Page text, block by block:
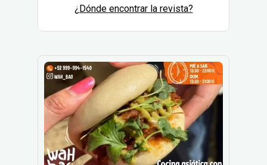
¿Dónde encontrar la revista?